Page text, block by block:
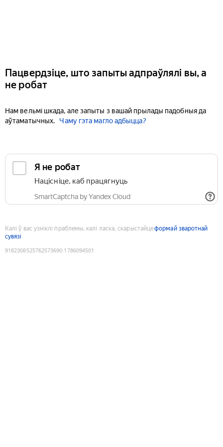
Пацвердзіце, што запыты адпраўлялі вы, а
не робат
Нам вельмі шкада, але запыты з вашай прылады падобныя да
аўтаматычных.
Чаму гэта магло адбыцца?
Я не робат
Націсніце, каб працягнуць
SmartCaptcha by Yandex Cloud
Калі ў вас узніклі праблемы, калі ласка, скарыстайцеформай зваротнай
сувязі
9182308525762573690:1786094501